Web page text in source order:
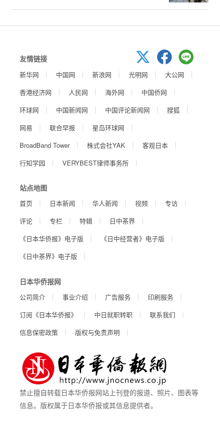
友情链接
新华网 中国网 新浪网 光明网
大公网
香港经济网
人民网 海外网
中国侨网
环球网
中国新闻网 中国评论新闻网
搜狐
网易
联合早报
星岛环球网
BroadBand Tower
株式会社YAK
客观日本
行知学园
VERYBEST律师事务所
站点地图
首页 日本新闻 华人新闻 视频
专访
评论
专栏 特辑
日中茶界
《日本华侨报》电子版
《日中经营者》电子版
《日中茶界》电子版
日本华侨报网
公司简介 事业介绍 广告服务
印刷服务
订阅《日本华侨报》
中日就职转职
联系我们
信息保密政策
版权与免责声明
禁止擅自转载日本华侨报网站上刊登的报道、照片、图表等
信息。版权属于日本华侨报或其信息提供者。